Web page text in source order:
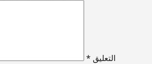
التعليق *